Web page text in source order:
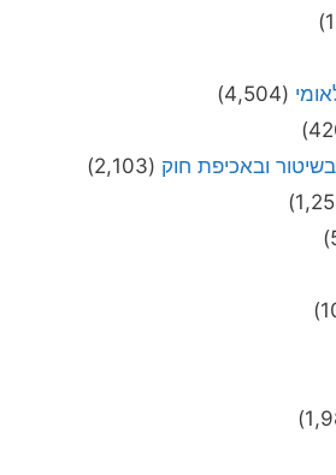
(4,504)
ובאכיפת חוק (2,103)